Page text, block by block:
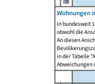
Wohnungen
In bundesweit
obwohl die
An diesen
in der Tabelle
Abweichungen